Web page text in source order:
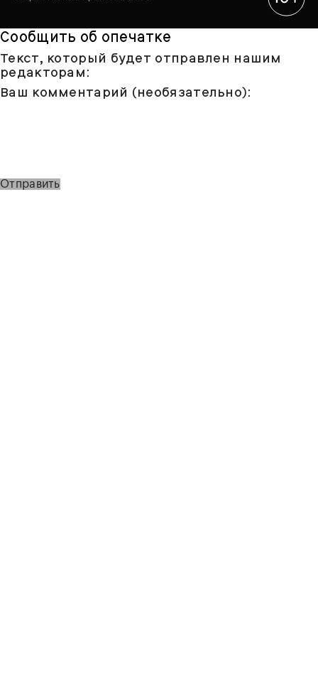
Сообщить об опечатке
Текст, который будет отправлен нашим
редакторам:
Ваш комментарий (необязательно):
Отправить